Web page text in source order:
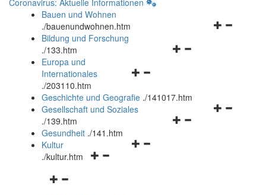
Coronavirus: Aktuelle Informationen
Bauen und Wohnen
./bauenundwohnen.htm
Navigationsmenü
Bildung und Forschung
./133.htm
Navigationsmenü
und
schließen
Europa und
Internationales
./203110.htm
Geschichte und Geografie ./141017.htm
Navigationsmenü
Gesellschaft und Soziales
./139.htm
Navigationsmenü
Gesundheit ./141.htm
Navigationsmenü
Kultur
./kultur.htm
Navigationsmenü